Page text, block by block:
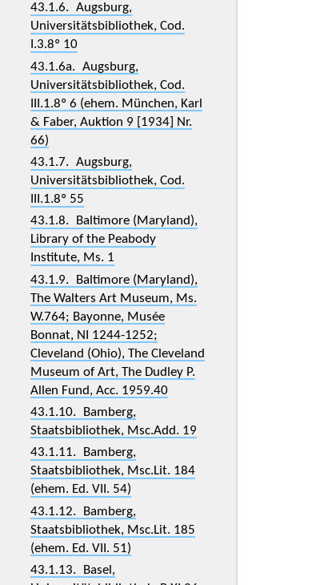
43.1.6. Augsburg,
Universitätsbibliothek, Cod.
I.3.8º 10
43.1.6a. Augsburg,
Universitätsbibliothek, Cod.
III.1.8º 6 (ehem. München, Karl
& Faber, Auktion 9 [1934] Nr.
66)
43.1.7. Augsburg,
Universitätsbibliothek, Cod.
III.1.8º 55
43.1.8. Baltimore (Maryland),
Library of the Peabody
Institute, Ms. 1
43.1.9. Baltimore (Maryland),
The Walters Art Museum, Ms.
W.764; Bayonne, Musée
Bonnat, NI 1244-1252;
Cleveland (Ohio), The Cleveland
Museum of Art, The Dudley P.
Allen Fund, Acc. 1959.40
43.1.10. Bamberg,
Staatsbibliothek, Msc.Add. 19
43.1.11. Bamberg,
Staatsbibliothek, Msc.Lit. 184
(ehem. Ed. VII. 54)
43.1.12. Bamberg,
Staatsbibliothek, Msc.Lit. 185
(ehem. Ed. VII. 51)
43.1.13. Basel,